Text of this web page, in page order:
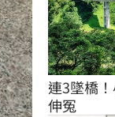
連3墜橋
伸冤